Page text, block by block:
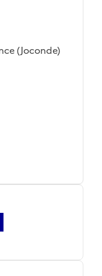
(Joconde)